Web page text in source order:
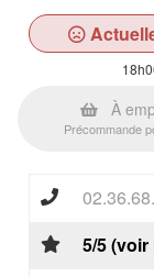
À
Précommande
5/5 (voir